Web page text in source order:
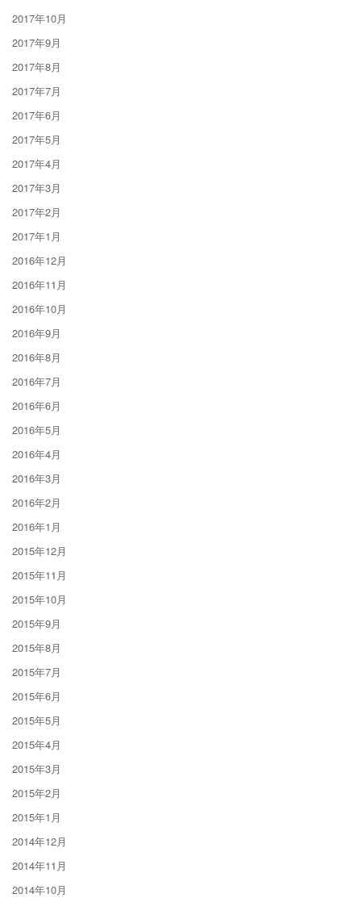
2017年10月
2017年9月
2017年8月
2017年7月
2017年6月
2017年5月
2017年4月
2017年3月
2017年2月
2017年1月
2016年12月
2016年11月
2016年10月
2016年9月
2016年8月
2016年7月
2016年6月
2016年5月
2016年4月
2016年3月
2016年2月
2016年1月
2015年12月
2015年11月
2015年10月
2015年9月
2015年8月
2015年7月
2015年6月
2015年5月
2015年4月
2015年3月
2015年2月
2015年1月
2014年12月
2014年11月
2014年10月